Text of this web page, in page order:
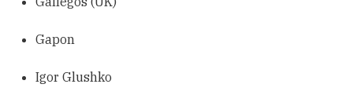
Gapon
Igor Glushko